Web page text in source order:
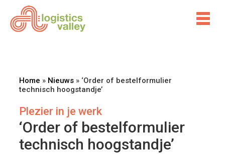
Home » Nieuws» ‘Order of bestelformulier
technisch hoogstandje’
Plezier in je werk
‘Order of bestelformulier
technisch hoogstandje’